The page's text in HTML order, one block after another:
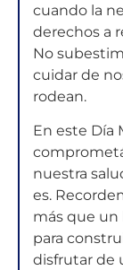
cuando la
derechos a
No
cuidar de
rodean.
En este Día
nuestra
es.
más que un
para
disfrutar de